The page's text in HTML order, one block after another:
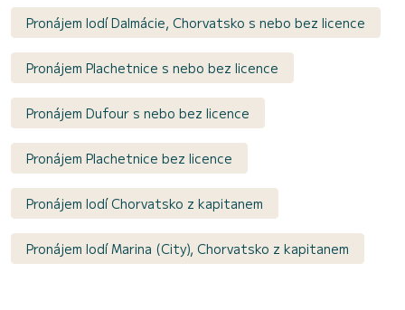
Pronájem lodí Dalmácie, Chorvatsko s nebo bez licence
Pronájem Plachetnice s nebo bez licence
Pronájem Dufour s nebo bez licence
Pronájem Plachetnice bez licence
Pronájem lodí Chorvatsko z kapitanem
Pronájem lodí Marina (City), Chorvatsko z kapitanem